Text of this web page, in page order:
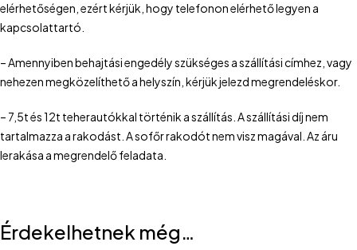
elérhetőségen, ezért kérjük, hogy telefonon elérhető legyen a
kapcsolattartó.
– Amennyiben behajtási engedély szükséges a szállítási címhez, vagy
nehezen megközelíthető a helyszín, kérjük jelezd megrendeléskor.
– 7,5t és 12t teherautókkal történik a szállítás. A szállítási díj nem
tartalmazza a rakodást. A sofőr rakodót nem visz magával. Az áru
lerakása a megrendelő feladata.
Érdekelhetnek még…